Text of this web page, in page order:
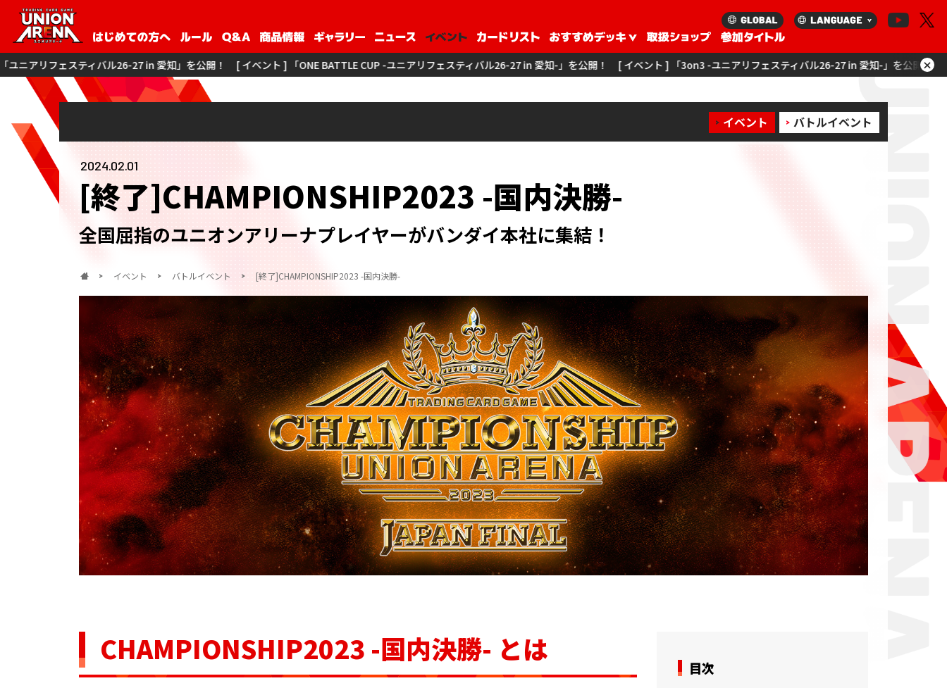
27 in 愛知」を公開！ [ イベント ] 「ONE BATTLE CUP -ユニアリフェスティバル26-27 in 愛知-」を公開！ [ イベント ] 「3on3 -ユニアリフェスティバル26-27 in 愛知-」を公開！ [ イベント ] 「ユニアリツア
×
イベント バトルイベント
2024.02.01
[終了]CHAMPIONSHIP2023 -国内決勝-
全国屈指のユニオンアリーナプレイヤーがバンダイ本社に集結！
イベント バトルイベント [終了]CHAMPIONSHIP2023 -国内決勝-
CHAMPIONSHIP2023 -国内決勝- とは
目次